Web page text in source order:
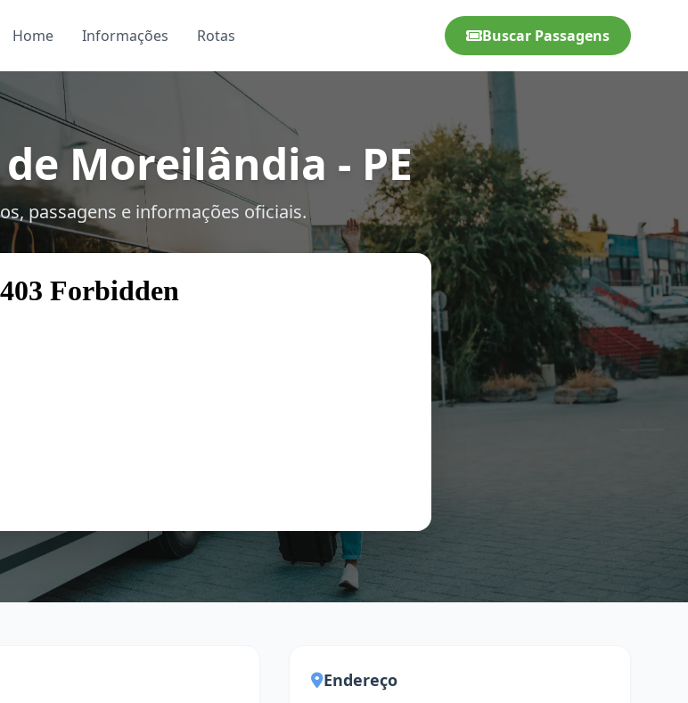
Home Informações Rotas Buscar Passagens
Moreilândia - PE
passagens e informações oficiais.
Endereço